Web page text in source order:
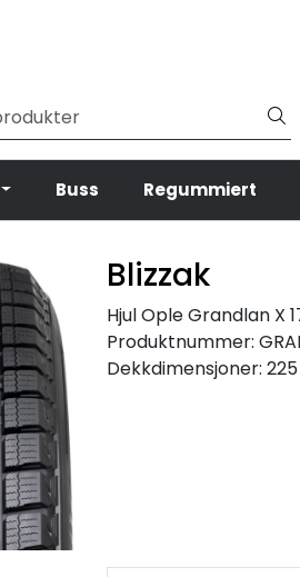
Buss Regummiert
Blizzak
Hjul Ople Grandlan X
Produktnummer:
Dekkdimensjoner: